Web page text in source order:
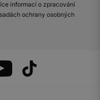
informací o zpracování
ochrany osobných